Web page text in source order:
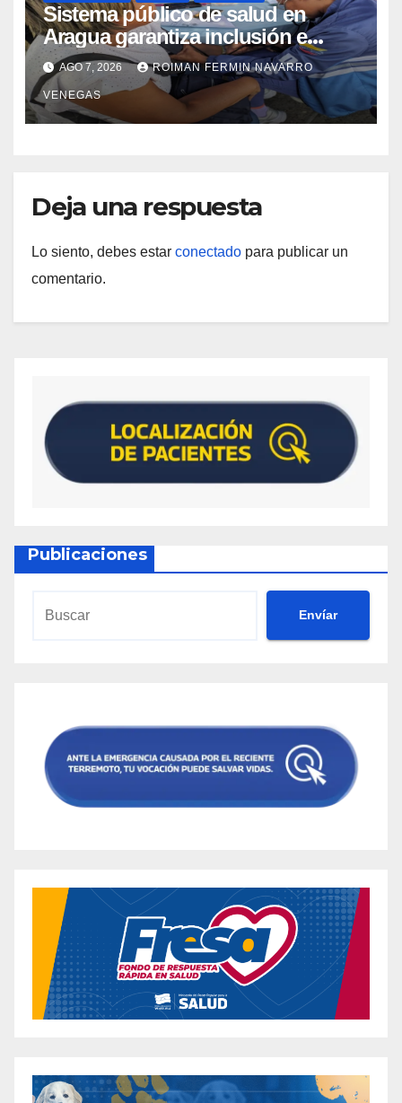
Sistema público de salud en
Aragua garantiza inclusión e
inmunidad para más de 480
familias mediante cuatro
abordajes asistenciales
AGO 7, 2026 ROIMAN FERMIN NAVARRO
VENEGAS
Deja una respuesta
Lo siento, debes estar conectado para publicar un
comentario.
Publicaciones
Envíar